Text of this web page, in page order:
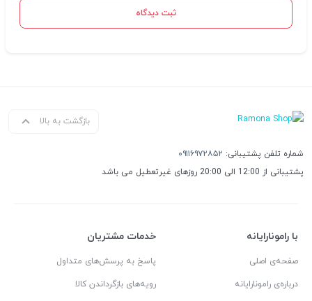
ثبت دیدگاه
بازگشت به بالا
شماره تلفن پشتیبانی: ۰۹۱۱۶۹۷۲۸۵۲
پشتیبانی از 12:00 الی 20:00 روزهای غیرتعطیل می باشد
با رامونارایانه
صفحه‌ی اصلی
درباره‌ی رامونارایانه
خدمات مشتریان
پاسخ به پرسش‌های متداول
رویه‌های بازگرداندن کالا